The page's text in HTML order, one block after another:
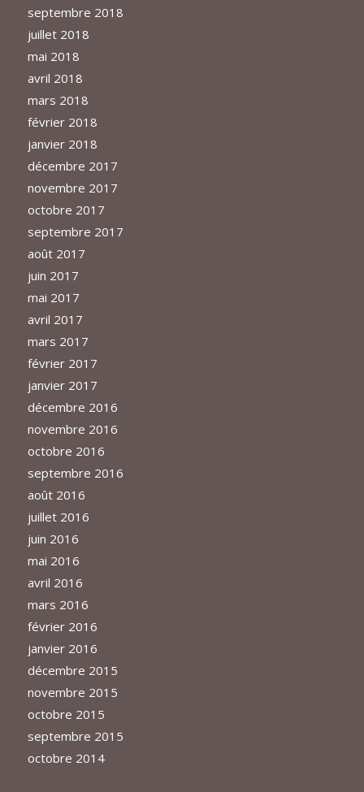
septembre 2018
juillet 2018
mai 2018
avril 2018
mars 2018
février 2018
janvier 2018
décembre 2017
novembre 2017
octobre 2017
septembre 2017
août 2017
juin 2017
mai 2017
avril 2017
mars 2017
février 2017
janvier 2017
décembre 2016
novembre 2016
octobre 2016
septembre 2016
août 2016
juillet 2016
juin 2016
mai 2016
avril 2016
mars 2016
février 2016
janvier 2016
décembre 2015
novembre 2015
octobre 2015
septembre 2015
octobre 2014